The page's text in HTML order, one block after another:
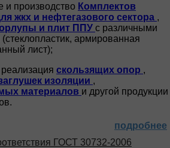
и производство Комплектов
жкх и нефтегазового сектора ,
и плит ППУ с различными
армированная
лист);
скользящих опор ,
изоляции ,
материалов и другой продукции
подробнее
ГОСТ 30732-2006